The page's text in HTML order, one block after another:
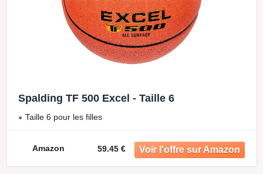
Spalding TF 500 Excel - Taille 6
Taille 6 pour les filles
Amazon 59.45 €